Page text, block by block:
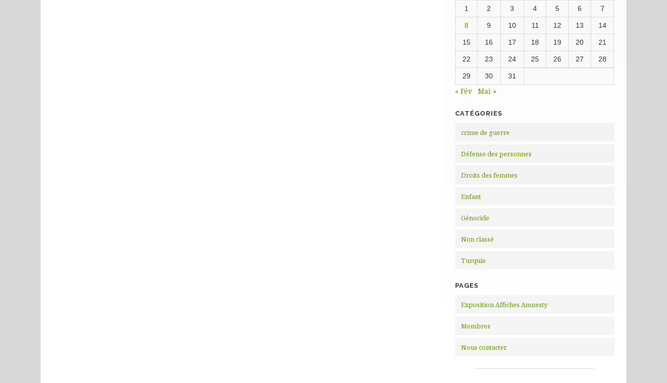
1 2 3 4 5 6 7
8 9 10 11 12 13 14
15 16 17 18 19 20 21
22 23 24 25 26 27 28
29 30 31
« Fév Mai »
CATÉGORIES
crime de guerre
Défense des personnes
Droits des femmes
Enfant
Génocide
Non classé
Turquie
PAGES
Exposition Affiches Amnesty
Membres
Nous contacter